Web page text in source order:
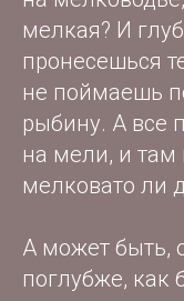
мелкая? И
пронесешься
не поймаешь
рыбину. А все
на мели, и
мелковато ли
А может быть,
поглубже, как